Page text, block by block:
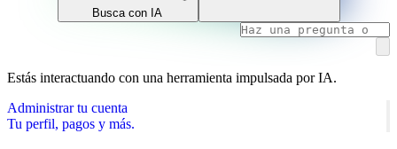
Busca con IA
Estás interactuando con una herramienta impulsada por IA.
Administrar tu cuenta
Tu perfil, pagos y más.